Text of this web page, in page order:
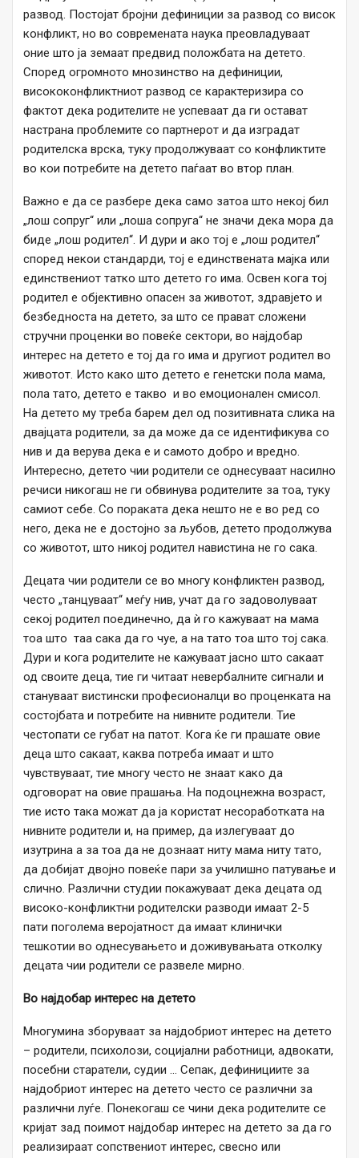
развод. Постојат бројни дефиниции за развод со висок
конфликт, но во современата наука преовладуваат
оние што ја земаат предвид положбата на детето.
Според огромното мнозинство на дефиниции,
висококонфликтниот развод се карактеризира со
фактот дека родителите не успеваат да ги остават
настрана проблемите со партнерот и да изградат
родителска врска, туку продолжуваат со конфликтите
во кои потребите на детето паѓаат во втор план.
Важно е да се разбере дека само затоа што некој бил
„лош сопруг“ или „лоша сопруга“ не значи дека мора да
биде „лош родител“. И дури и ако тој е „лош родител“
според некои стандарди, тој е единствената мајка или
единствениот татко што детето го има. Освен кога тој
родител е објективно опасен за животот, здравјето и
безбедноста на детето, за што се прават сложени
стручни проценки во повеќе сектори, во најдобар
интерес на детето е тој да го има и другиот родител во
животот. Исто како што детето е генетски пола мама,
пола тато, детето е такво и во емоционален смисол.
На детето му треба барем дел од позитивната слика на
двајцата родители, за да може да се идентификува со
нив и да верува дека е и самото добро и вредно.
Интересно, детето чии родители се однесуваат насилно
речиси никогаш не ги обвинува родителите за тоа, туку
самиот себе. Со пораката дека нешто не е во ред со
него, дека не е достојно за љубов, детето продолжува
со животот, што никој родител навистина не го сака.
Децата чии родители се во многу конфликтен развод,
често „танцуваат“ меѓу нив, учат да го задоволуваат
секој родител поединечно, да ѝ го кажуваат на мама
тоа што таа сака да го чуе, а на тато тоа што тој сака.
Дури и кога родителите не кажуваат јасно што сакаат
од своите деца, тие ги читаат невербалните сигнали и
стануваат вистински професионалци во проценката на
состојбата и потребите на нивните родители. Тие
честопати се губат на патот. Кога ќе ги прашате овие
деца што сакаат, каква потреба имаат и што
чувствуваат, тие многу често не знаат како да
одговорат на овие прашања. На подоцнежна возраст,
тие исто така можат да ја користат несоработката на
нивните родители и, на пример, да излегуваат до
изутрина а за тоа да не дознаат ниту мама ниту тато,
да добијат двојно повеќе пари за училишно патување и
слично. Различни студии покажуваат дека децата од
високо-конфликтни родителски разводи имаат 2-5
пати поголема веројатност да имаат клинички
тешкотии во однесувањето и доживувањата отколку
децата чии родители се развеле мирно.
Во најдобар интерес на детето
Многумина зборуваат за најдобриот интерес на детето
– родители, психолози, социјални работници, адвокати,
посебни старатели, судии … Сепак, дефинициите за
најдобриот интерес на детето често се различни за
различни луѓе. Понекогаш се чини дека родителите се
кријат зад поимот најдобар интерес на детето за да го
реализираат сопствениот интерес, свесно или